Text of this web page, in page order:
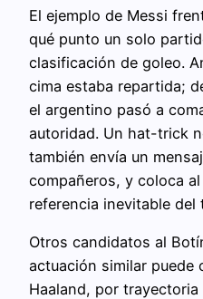
El ejemplo de Messi
qué punto un solo
clasificación de goleo.
cima estaba repartida;
el argentino pasó a
autoridad. Un hat-trick
también envía un
compañeros, y coloca
referencia inevitable del
Otros candidatos al
actuación similar puede
Haaland, por